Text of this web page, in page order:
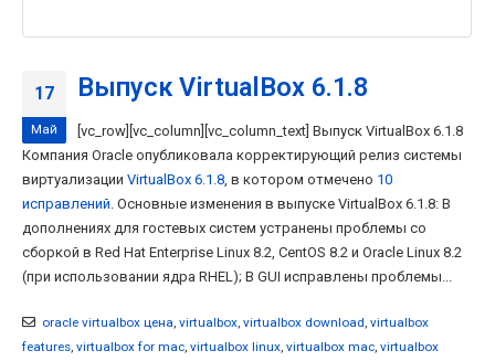
17
Май
Выпуск VirtualBox 6.1.8
[vc_row][vc_column][vc_column_text] Выпуск VirtualBox 6.1.8
Компания Oracle опубликовала корректирующий релиз системы
виртуализации VirtualBox 6.1.8, в котором отмечено 10
исправлений. Основные изменения в выпуске VirtualBox 6.1.8: В
дополнениях для гостевых систем устранены проблемы со
сборкой в Red Hat Enterprise Linux 8.2, CentOS 8.2 и Oracle Linux 8.2
(при использовании ядра RHEL); В GUI исправлены проблемы...
oracle virtualbox цена, virtualbox, virtualbox download, virtualbox
features, virtualbox for mac, virtualbox linux, virtualbox mac, virtualbox